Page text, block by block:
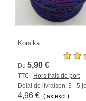
Korsika
Du 5,90 €
TTC
Hors frais de port
Délai de livraison: 3 - 5
4,96 € (tax excl.)